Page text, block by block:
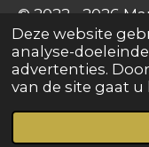
Deze website
analyse-
advertenties.
van de site gaat
© 2022 - 2026
Powered by